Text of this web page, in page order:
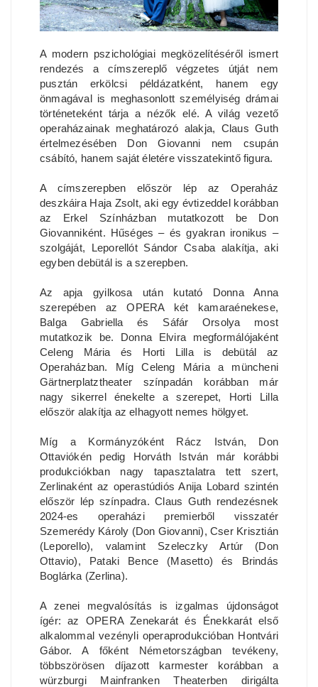
A modern pszichológiai megközelítéséről ismert
rendezés a címszereplő végzetes útját nem
pusztán erkölcsi példázatként, hanem egy
önmagával is meghasonlott személyiség drámai
történeteként tárja a nézők elé. A világ vezető
operaházainak meghatározó alakja, Claus Guth
értelmezésében Don Giovanni nem csupán
csábító, hanem saját életére visszatekintő figura.
A címszerepben először lép az Operaház
deszkáira Haja Zsolt, aki egy évtizeddel korábban
az Erkel Színházban mutatkozott be Don
Giovanniként. Hűséges – és gyakran ironikus –
szolgáját, Leporellót Sándor Csaba alakítja, aki
egyben debütál is a szerepben.
Az apja gyilkosa után kutató Donna Anna
szerepében az OPERA két kamaraénekese,
Balga Gabriella és Sáfár Orsolya most
mutatkozik be. Donna Elvira megformálójaként
Celeng Mária és Horti Lilla is debütál az
Operaházban. Míg Celeng Mária a müncheni
Gärtnerplatztheater színpadán korábban már
nagy sikerrel énekelte a szerepet, Horti Lilla
először alakítja az elhagyott nemes hölgyet.
Míg a Kormányzóként Rácz István, Don
Ottaviókén pedig Horváth István már korábbi
produkciókban nagy tapasztalatra tett szert,
Zerlinaként az operastúdiós Anija Lobard szintén
először lép színpadra. Claus Guth rendezésnek
2024-es operaházi premierből visszatér
Szemerédy Károly (Don Giovanni), Cser Krisztián
(Leporello), valamint Szeleczky Artúr (Don
Ottavio), Pataki Bence (Masetto) és Brindás
Boglárka (Zerlina).
A zenei megvalósítás is izgalmas újdonságot
ígér: az OPERA Zenekarát és Énekkarát első
alkalommal vezényli operaprodukcióban Hontvári
Gábor. A főként Németországban tevékeny,
többszörösen díjazott karmester korábban a
würzburgi Mainfranken Theaterben dirigálta